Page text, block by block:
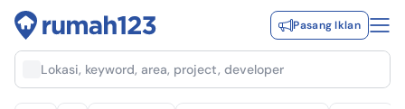
Pasang Iklan
Lokasi, keyword, area, project, developer